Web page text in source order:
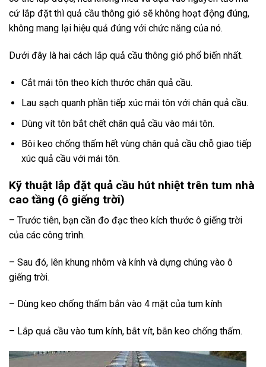
cứ lắp đặt thì quả cầu thông gió sẽ không hoạt động đúng,
không mang lại hiệu quả đúng với chức năng của nó.
Dưới đây là hai cách lắp quả cầu thông gió phổ biến nhất.
Cắt mái tôn theo kích thước chân quả cầu.
Lau sạch quanh phần tiếp xúc mái tôn với chân quả cầu.
Dùng vít tôn bắt chết chân quả cầu vào mái tôn.
Bôi keo chống thấm hết vùng chân quả cầu chỗ giao tiếp
xúc quả cầu với mái tôn.
Kỹ thuật lắp đặt quả cầu hút nhiệt trên tum nhà
cao tầng (ô giếng trời)
– Trước tiên, bạn cần đo đạc theo kích thước ô giếng trời
của các công trình.
– Sau đó, lên khung nhôm và kính và dựng chúng vào ô
giếng trời.
– Dùng keo chống thấm bắn vào 4 mặt của tum kính
– Lắp quả cầu vào tum kính, bắt vít, bắn keo chống thấm.